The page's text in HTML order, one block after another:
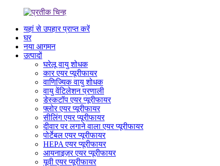
यहां से उपहार प्राप्त करें
घर
नया आगमन
उत्पादों
घरेलू वायु शोधक
कार एयर प्यूरीफायर
वाणिज्यिक वायु शोधक
वायु वेंटिलेशन प्रणाली
डेस्कटॉप एयर प्यूरीफायर
फ्लोर एयर प्यूरीफायर
सीलिंग एयर प्यूरीफायर
दीवार पर लगाने वाला एयर प्यूरीफायर
पोर्टेबल एयर प्यूरीफायर
HEPA एयर प्यूरीफायर
आयनाइज़र एयर प्यूरीफायर
यूवी एयर प्यूरीफायर